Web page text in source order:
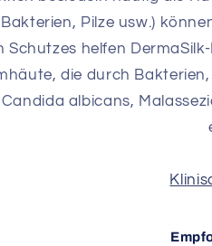
Pilze usw.)
Schutzes helfen
die durch
albicans,